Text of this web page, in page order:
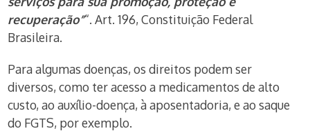
recuperação”“. Art. 196, Constituição Federal
Brasileira.
Para algumas doenças, os direitos podem ser
diversos, como ter acesso a medicamentos de alto
custo, ao auxílio-doença, à aposentadoria, e ao saque
do FGTS, por exemplo.